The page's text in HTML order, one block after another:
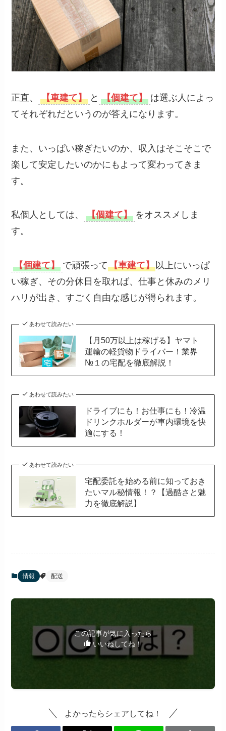
正直、 【車建て】 と 【個建て】 は選ぶ人によっ
てそれぞれだというのが答えになります。
また、いっぱい稼ぎたいのか、収入はそこそこで
楽して安定したいのかにもよって変わってきま
す。
私個人としては、 【個建て】 をオススメしま
す。
【個建て】 で頑張って【車建て】 以上にいっぱ
い稼ぎ、その分休日を取れば、仕事と休みのメリ
ハリが出き、すごく自由な感じが得られます。
あわせて読みたい
【月50万以上は稼げる】ヤマト
運輸の軽貨物ドライバー！業界
№１の宅配を徹底解説！
あわせて読みたい
ドライブにも！お仕事にも！冷温
ドリンクホルダーが車内環境を快
適にする！
あわせて読みたい
宅配委託を始める前に知っておき
たいマル秘情報！？【過酷さと魅
力を徹底解説】
情報 配送
この記事が気に入ったら
いいねしてね！
よかったらシェアしてね！